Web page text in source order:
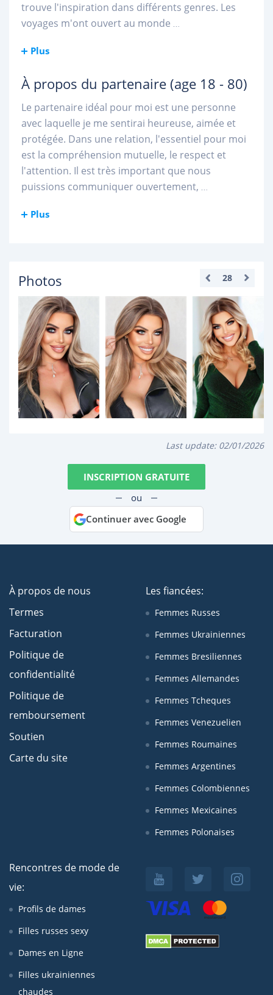
trouve l'inspiration dans différents genres. Les
voyages m'ont ouvert au monde ...
Plus
À propos du partenaire (age 18 - 80)
Le partenaire idéal pour moi est une personne
avec laquelle je me sentirai heureuse, aimée et
protégée. Dans une relation, l'essentiel pour moi
est la compréhension mutuelle, le respect et
l'attention. Il est très important que nous
puissions communiquer ouvertement, ...
Plus
Photos 28
Last update: 02/01/2026
INSCRIPTION GRATUITE
ou
Continuer avec Google
À propos de nous
Termes
Facturation
Politique de
confidentialité
Politique de
remboursement
Soutien
Carte du site
Les fiancées:
Femmes Russes
Femmes Ukrainiennes
Femmes Bresiliennes
Femmes Allemandes
Femmes Tcheques
Femmes Venezuelien
Femmes Roumaines
Femmes Argentines
Femmes Colombiennes
Femmes Mexicaines
Femmes Polonaises
Rencontres de mode de
vie:
Profils de dames
Filles russes sexy
Dames en Ligne
Filles ukrainiennes
chaudes